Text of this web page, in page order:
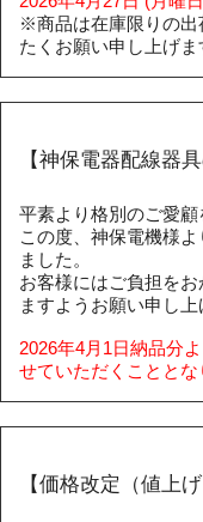
※商品は在庫限りの出
たくお願い申し上げま
【神保電器配線器
平素より格別のご愛顧
この度、神保電機様
ました。
お客様にはご負担を
ますようお願い申し上
2026年4月1日納品分
せていただくこととな
【価格改定（値上